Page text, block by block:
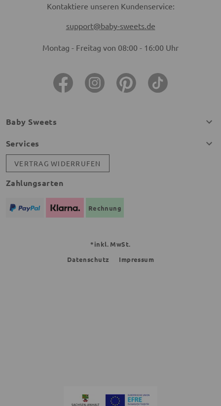
Kontaktiere unseren Kundenservice:
support@baby-sweets.de
Montag - Freitag von 08:00 - 16:00 Uhr
Baby Sweets
Services
VERTRAG WIDERRUFEN
Zahlungsarten
Rechnung
*inkl. MwSt.
Datenschutz
Impressum